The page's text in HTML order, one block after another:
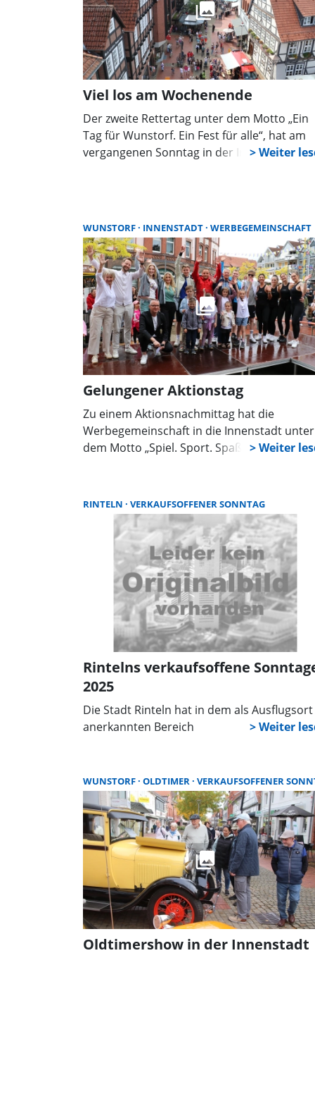
Viel los am Wochenende
Der zweite Rettertag unter dem Motto „Ein
Tag für Wunstorf. Ein Fest für alle“, hat am
vergangenen Sonntag in der Innenstadt
WUNSTORF INNENSTADT WERBEGEMEINSCHAFT
Gelungener Aktionstag
Zu einem Aktionsnachmittag hat die
Werbegemeinschaft in die Innenstadt unter
dem Motto „Spiel. Sport. Spaß“ eingeladen.
seiner guten Seite.
RINTELN VERKAUFSOFFENER SONNTAG
Rintelns verkaufsoffene
2025
Die Stadt Rinteln hat in dem als Ausflugsort
anerkannten Bereich
WUNSTORF OLDTIMER VERKAUFSOFFENER
Oldtimershow in der Innenstadt